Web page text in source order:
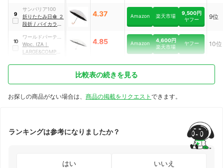
RDC-55PM-WH
9
サンバリア100
折りたたみ日傘 ２
段折 / バイカラー
アイボリー(木曲
がり手元)
4.37 Amazon 楽天市場
9,500円
ヤフー
9位
10
ワールドパーティ
ー
Wpc. IZA
LARGE&COMPAC
908-102
4.85 Amazon
4,600円
楽天市場
ヤフー 10位
比較表の続きを見る
お探しの商品がない場合は、 商品の掲載をリクエスト できます。
ランキングは参考になりましたか？
はい いいえ